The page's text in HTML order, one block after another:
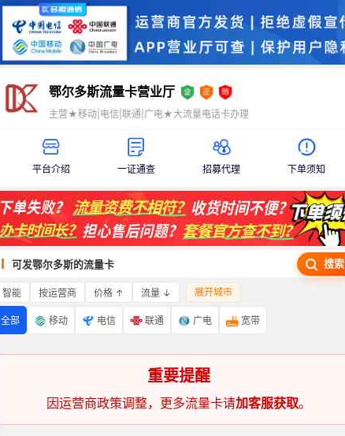
鄂尔多斯流量卡营业厅
主营★移动|电信|联通|广电★大流量电话卡办理
平台介绍 一证通查 招募代理 下单须知
可发鄂尔多斯的流量卡 搜索
智能 按运营商 价格 ↑ 流量 ↓ 展开城市
全部 移动 电信 联通 广电 宽带
重要提醒
因运营商政策调整，更多流量卡请加客服获取。